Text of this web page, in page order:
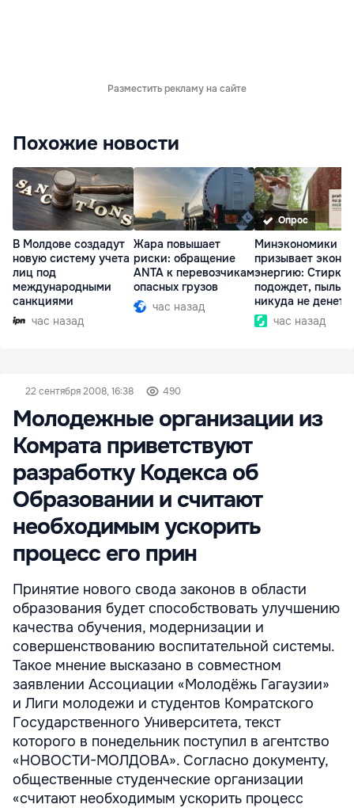
Разместить рекламу на сайте
Похожие новости
В Молдове создадут
новую систему учета
лиц под
международными
санкциями
час назад
Жара повышает
риски: обращение
ANTA к перевозчикам
опасных грузов
час назад
Опрос
Минэкономики
призывает
энергию: Стирка
подождет, пыль
никуда не
час назад
22 сентября 2008, 16:38 490
Молодежные организации из
Комрата приветствуют
разработку Кодекса об
Образовании и считают
необходимым ускорить
процесс его прин
Принятие нового свода законов в области
образования будет способствовать улучшению
качества обучения, модернизации и
совершенствованию воспитательной системы.
Такое мнение высказано в совместном
заявлении Ассоциации «Молодёжь Гагаузии»
и Лиги молодежи и студентов Комратского
Государственного Университета, текст
которого в понедельник поступил в агентство
«НОВОСТИ-МОЛДОВА». Согласно документу,
общественные студенческие организации
«считают необходимым ускорить процесс